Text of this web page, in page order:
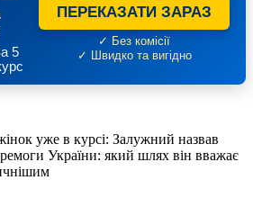
5
ПЕРЕКАЗАТИ ЗАРАЗ
✓ Без комісії
✓ Швидко та вигідно
уже в курсі: Залужний назвав
України: який шлях він вважає